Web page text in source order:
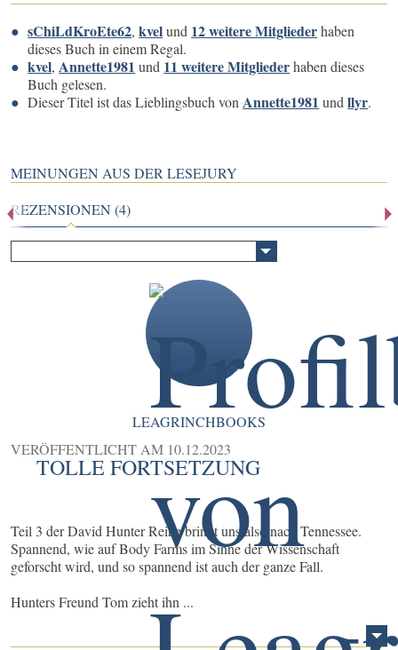
sChiLdKroEte62,kvelund 12 weitere Mitgliederhaben
dieses Buch in einem Regal.
kvel,Annette1981 und 11 weitere Mitgliederhaben dieses
Buch gelesen.
Dieser Titel ist das Lieblingsbuch vonAnnette1981 undllyr.
MEINUNGEN AUS DER LESEJURY
REZENSIONEN (4)
LEAGRINCHBOOKS
VERÖFFENTLICHT AM 10.12.2023
TOLLE FORTSETZUNG
Teil 3 der David Hunter Reihe bringt uns also nach Tennessee.
Spannend, wie auf Body Farms im Sinne der Wissenschaft
geforscht wird, und so spannend ist auch der ganze Fall.
Hunters Freund Tom zieht ihn ...